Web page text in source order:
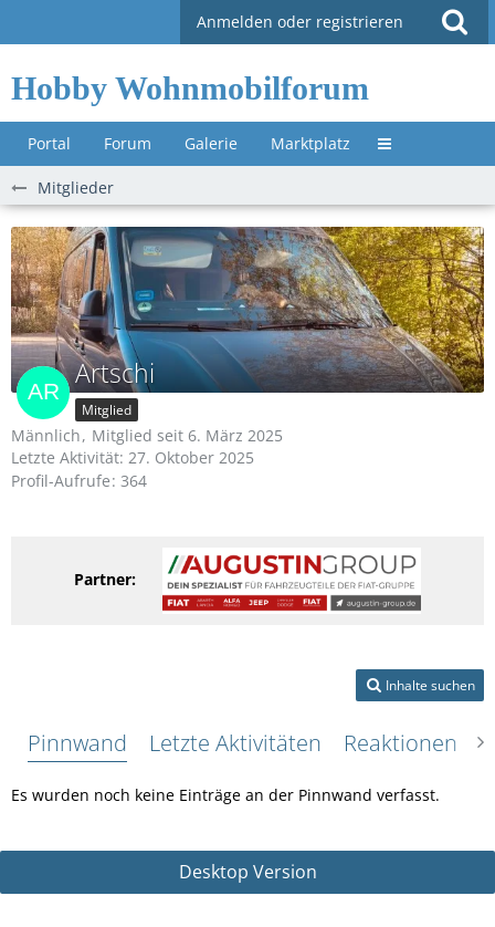
Anmelden oder registrieren
Hobby Wohnmobilforum
Portal Forum Galerie Marktplatz Untermenü »
Mitglieder
Artschi
Mitglied
Männlich
Mitglied seit 6. März 2025
Letzte Aktivität: 27. Oktober 2025
Profil-Aufrufe 364
Partner:
Inhalte suchen
Pinnwand Letzte Aktivitäten Reaktionen
Es wurden noch keine Einträge an der Pinnwand verfasst.
Desktop Version